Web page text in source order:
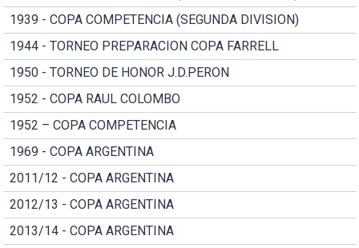
1939 - COPA COMPETENCIA (SEGUNDA DIVISION)
1944 - TORNEO PREPARACION COPA FARRELL
1950 - TORNEO DE HONOR J.D.PERON
1952 - COPA RAUL COLOMBO
1952 – COPA COMPETENCIA
1969 - COPA ARGENTINA
2011/12 - COPA ARGENTINA
2012/13 - COPA ARGENTINA
2013/14 - COPA ARGENTINA